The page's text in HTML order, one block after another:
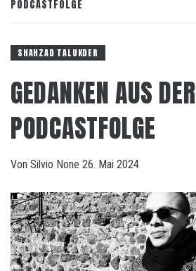
PODCASTFOLGE
SHAHZAD TALUKDER
GEDANKEN AUS DER
PODCASTFOLGE
Von Silvio None 26. Mai 2024